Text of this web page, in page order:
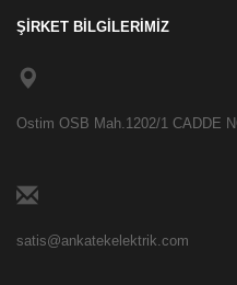
ŞİRKET BİLGİLERİMİZ
Ostim OSB Mah.1202/1 CADDE
satis@ankatekelektrik.com